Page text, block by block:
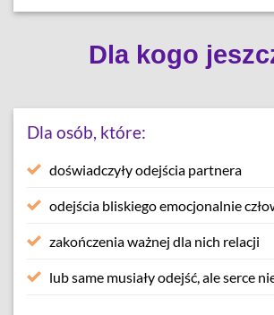
Dla kogo
Dla osób, które:
doświadczyły odejścia partnera
odejścia bliskiego emocjonalnie
zakończenia ważnej dla nich relacji
lub same musiały odejść, ale serce